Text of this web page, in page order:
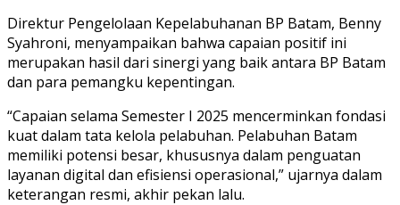
Direktur Pengelolaan Kepelabuhanan BP Batam, Benny
Syahroni, menyampaikan bahwa capaian positif ini
merupakan hasil dari sinergi yang baik antara BP Batam
dan para pemangku kepentingan.
“Capaian selama Semester I 2025 mencerminkan fondasi
kuat dalam tata kelola pelabuhan. Pelabuhan Batam
memiliki potensi besar, khususnya dalam penguatan
layanan digital dan efisiensi operasional,” ujarnya dalam
keterangan resmi, akhir pekan lalu.